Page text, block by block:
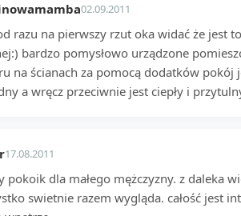
02.09.2011
razu na pierwszy rzut oka widać że jest
bardzo pomysłowo urządzone
na ścianach za pomocą dodatków pokój
a wręcz przeciwnie jest ciepły i
17.08.2011
pokoik dla małego mężczyzny. z daleka
swietnie razem wygląda. całość jest